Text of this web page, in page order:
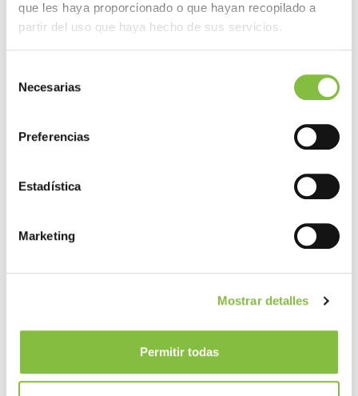
que les haya proporcionado o que hayan recopilado a
partir del uso que haya hecho de sus servicios.
Necesarias
Preferencias
Estadística
Marketing
Mostrar detalles
Permitir todas